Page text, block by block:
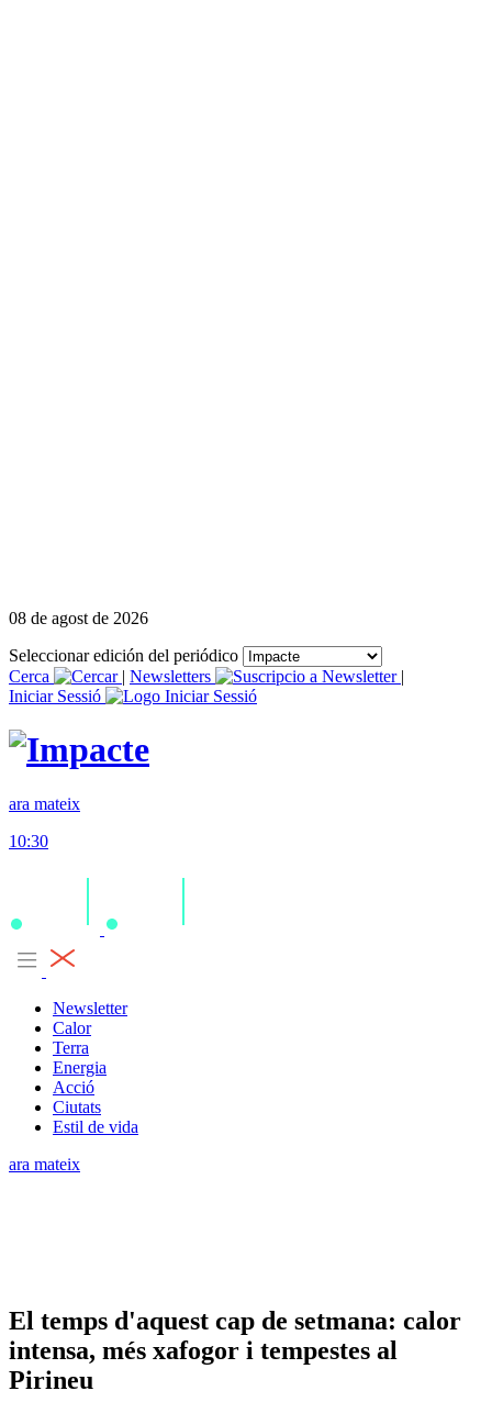
08 de agost de 2026
Seleccionar edición del periódico
Cerca
| Newsletters
|
Iniciar Sessió
ara mateix
10:30
Newsletter
Calor
Terra
Energia
Acció
Ciutats
Estil de vida
ara mateix
El temps d'aquest cap de setmana: calor
intensa, més xafogor i tempestes al
Pirineu